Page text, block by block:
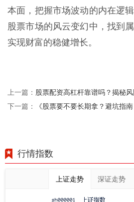
本面，把握市场波动的内在逻
股票市场的风云变幻中，找到
实现财富的稳健增长。
上一篇： 股票配资高杠杆靠谱吗？揭秘
下一篇： 《股票要不要长期拿？避坑指
行情指数
上证走势 深证走势